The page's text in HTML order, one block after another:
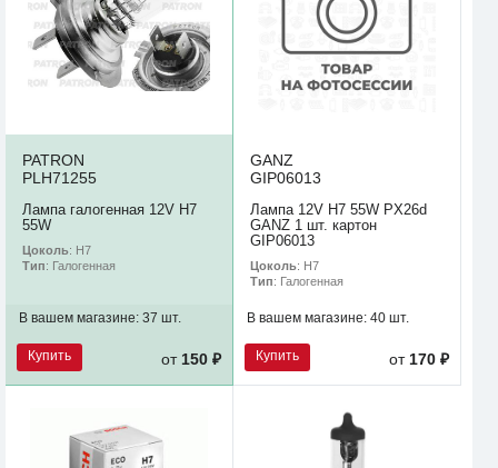
PATRON
PLH71255
Лампа галогенная 12V H7
55W
Цоколь: H7
Тип: Галогенная
В вашем магазине: 37 шт.
Купить от 150 ₽
GANZ
GIP06013
Лампа 12V H7 55W PX26d
GANZ 1 шт. картон
GIP06013
Цоколь: H7
Тип: Галогенная
В вашем магазине: 40 шт.
Купить от 170 ₽